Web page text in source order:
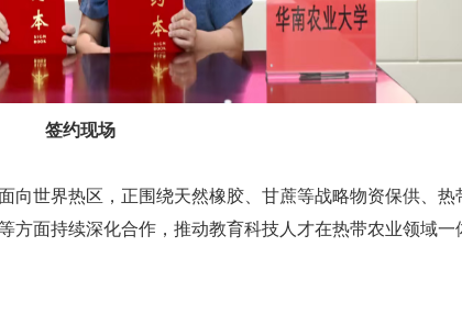
签约现场
向世界热区，正围绕天然橡胶、甘蔗等战略物资保供、热
方面持续深化合作，推动教育科技人才在热带农业领域一